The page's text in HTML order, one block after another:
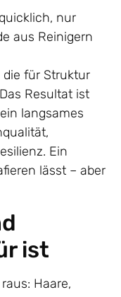
nur
aus Reinigern
die für Struktur
Resultat ist
langsames
Ein
lässt – aber
ist
Haare,